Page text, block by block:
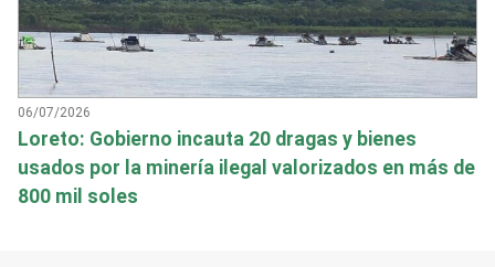
06/07/2026
Loreto: Gobierno incauta 20 dragas y bienes
usados por la minería ilegal valorizados en más de
800 mil soles